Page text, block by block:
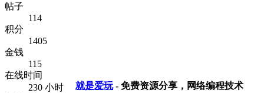
帖子
114
积分
1405
金钱
115
在线时间
230 小时
就是爱玩- 免费资源分享，网络编程技术